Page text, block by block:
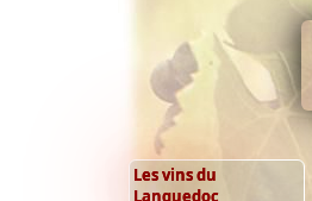
Les vins du
Languedoc